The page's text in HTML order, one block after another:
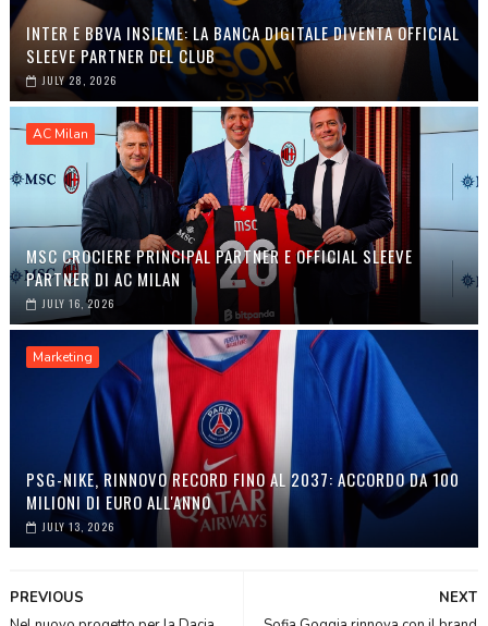
INTER E BBVA INSIEME: LA BANCA DIGITALE DIVENTA OFFICIAL
SLEEVE PARTNER DEL CLUB
JULY 28, 2026
AC Milan
MSC CROCIERE PRINCIPAL PARTNER E OFFICIAL SLEEVE
PARTNER DI AC MILAN
JULY 16, 2026
Marketing
PSG-NIKE, RINNOVO RECORD FINO AL 2037: ACCORDO DA 100
MILIONI DI EURO ALL'ANNO
JULY 13, 2026
NEXT
PREVIOUS